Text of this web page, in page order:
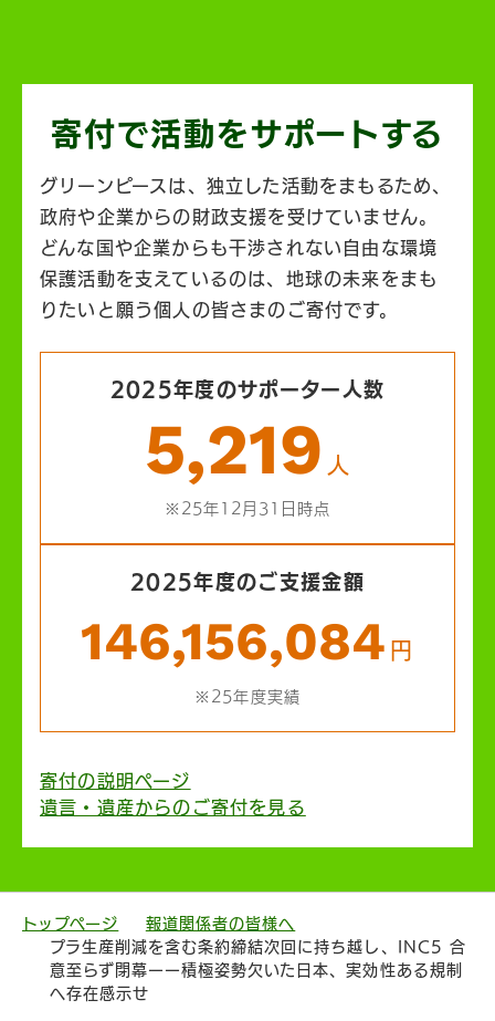
寄付で活動をサポートする
グリーンピースは、独立した活動をまもるため、
政府や企業からの財政支援を受けていません。
どんな国や企業からも干渉されない自由な環境
保護活動を支えているのは、地球の未来をまも
りたいと願う個人の皆さまのご寄付です。
2025年度のサポーター人数
5,219 人
※25年12月31日時点
2025年度のご支援金額
146,156,084 円
※25年度実績
寄付の説明ページ
遺言・遺産からのご寄付を見る
トップページ
報道関係者の皆様へ
プラ生産削減を含む条約締結次回に持ち越し、INC5 合
意至らず閉幕ーー積極姿勢欠いた日本、実効性ある規制
へ存在感示せ